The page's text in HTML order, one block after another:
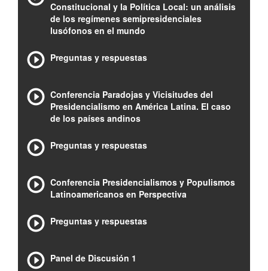
Constitucional y la Política Local: un análisis
de los regímenes semipresidenciales
lusófonos en el mundo
Preguntas y respuestas
Conferencia Paradojas y Vicisitudes del
Presidencialismo en América Latina. El caso
de los países andinos
Preguntas y respuestas
Conferencia Presidencialismos y Populismos
Latinoamericanos en Perspectiva
Preguntas y respuestas
Panel de Discusión 1